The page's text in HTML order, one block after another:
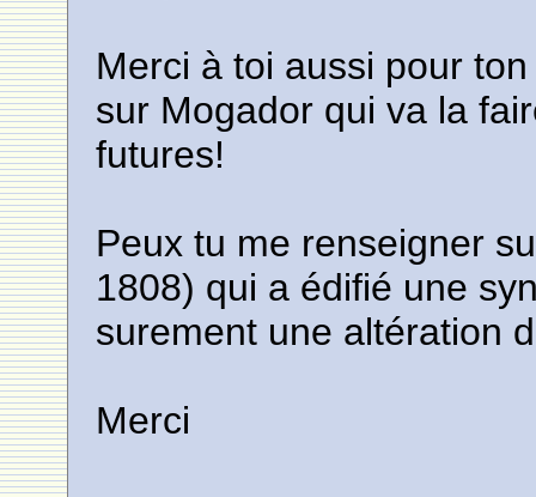
Merci à toi aussi pour
sur Mogador qui va la
futures!
Peux tu me renseigner
1808) qui a édifié une
surement une altération
Merci